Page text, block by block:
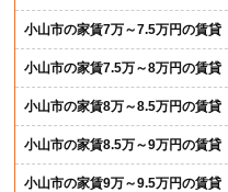
小山市の家賃7万～7.5万円の賃貸
小山市の家賃7.5万～8万円の賃貸
小山市の家賃8万～8.5万円の賃貸
小山市の家賃8.5万～9万円の賃貸
小山市の家賃9万～9.5万円の賃貸